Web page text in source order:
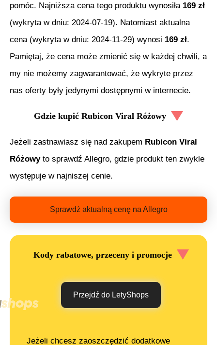
pomóc. Najniższa cena tego produktu wynosiła 169 zł
(wykryta w dniu: 2024-07-19). Natomiast aktualna
cena (wykryta w dniu: 2024-11-29) wynosi 169 zł.
Pamiętaj, że cena może zmienić się w każdej chwili, a
my nie możemy zagwarantować, że wykryte przez
nas oferty były jedynymi dostępnymi w internecie.
Gdzie kupić Rubicon Viral Różowy
Jeżeli zastnawiasz się nad zakupem Rubicon Viral
Różowyto sprawdź Allegro, gdzie produkt ten zwykle
występuje w najniszej cenie.
Sprawdź aktualną cenę na Allegro
Kody rabatowe, przeceny i promocje
Przejdź do LetyShops
Jeżeli chcesz zaoszczędzić dodatkowe